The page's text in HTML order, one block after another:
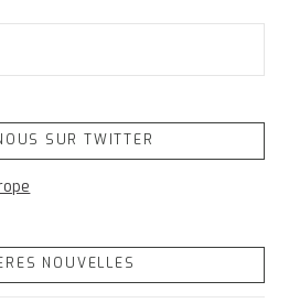
SUR TWITTER
NOUVELLES